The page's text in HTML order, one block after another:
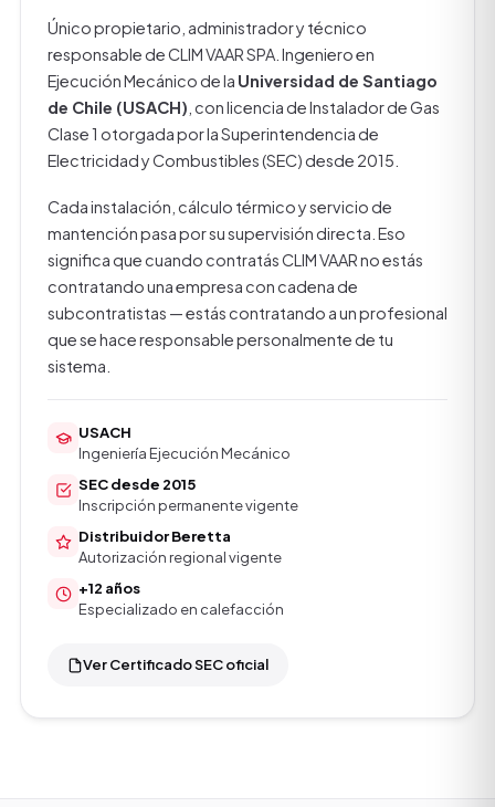
Único propietario, administrador y técnico
responsable de CLIM VAAR SPA. Ingeniero en
Ejecución Mecánico de la Universidad de Santiago
de Chile (USACH) , con licencia de Instalador de Gas
Clase 1 otorgada por la Superintendencia de
Electricidad y Combustibles (SEC) desde 2015.
Cada instalación, cálculo térmico y servicio de
mantención pasa por su supervisión directa. Eso
significa que cuando contratás CLIM VAAR no estás
contratando una empresa con cadena de
subcontratistas — estás contratando a un profesional
que se hace responsable personalmente de tu
sistema.
USACH
Ingeniería Ejecución Mecánico
SEC desde 2015
Inscripción permanente vigente
Distribuidor Beretta
Autorización regional vigente
+12 años
Especializado en calefacción
Ver Certificado SEC oficial